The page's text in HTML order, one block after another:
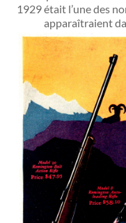
1929 était l’une des
apparaîtraient